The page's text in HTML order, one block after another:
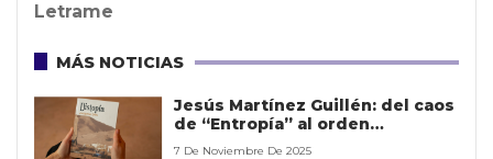
Letrame
MÁS NOTICIAS
Jesús Martínez Guillén: del caos
de “Entropía” al orden
imposible de “Distopía”
7 De Noviembre De 2025